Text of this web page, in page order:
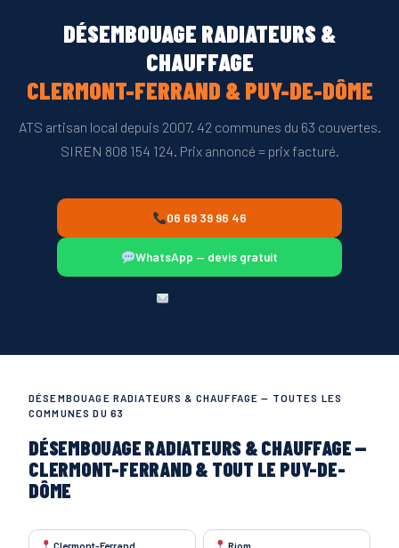
DÉSEMBOUAGE RADIATEURS &
CHAUFFAGE
CLERMONT-FERRAND & PUY-DE-DÔME
ATS artisan local depuis 2007. 42 communes du 63 couvertes.
SIREN 808 154 124. Prix annoncé = prix facturé.
06 69 39 96 46
WhatsApp — devis gratuit
DÉSEMBOUAGE RADIATEURS & CHAUFFAGE — TOUTES LES
COMMUNES DU 63
DÉSEMBOUAGE RADIATEURS & CHAUFFAGE —
CLERMONT-FERRAND & TOUT LE PUY-DE-
DÔME
Clermont-Ferrand Riom